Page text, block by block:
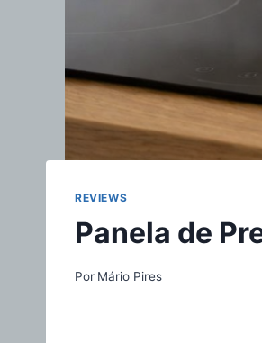
REVIEWS
Panela de
Por Mário Pires